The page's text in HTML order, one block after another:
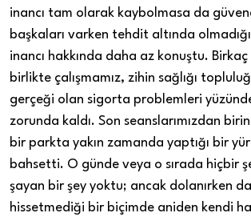
inancı tam olarak kaybolmasa da
başkaları varken tehdit altında
inancı hakkında daha az konuştu. Birkaç
birlikte çalışmamız, zihin sağlığı
gerçeği olan sigorta problemleri
zorunda kaldı. Son seanslarımızdan
bir parkta yakın zamanda yaptığı bir
bahsetti. O günde veya o sırada hiçbir
şayan bir şey yoktu; ancak dolanırken
hissetmediği bir biçimde aniden kendi